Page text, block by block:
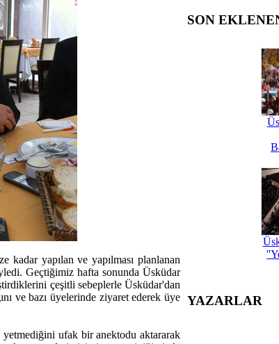
kadar yapılan ve yapılması planlanan
Geçtiğimiz hafta sonunda Üsküdar
çeşitli sebeplerle Üsküdar'dan
ve bazı üyelerinde ziyaret ederek üye
yetmediğini ufak bir anektodu aktararak
SON
YAZARLAR